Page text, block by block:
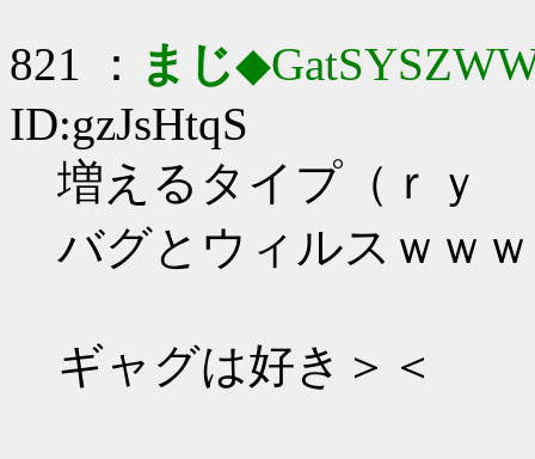
821 ： まじ
ID:gzJsHtqS
増えるタイプ（ｒｙ
バグとウィルスｗｗ
ギャグは好き＞＜